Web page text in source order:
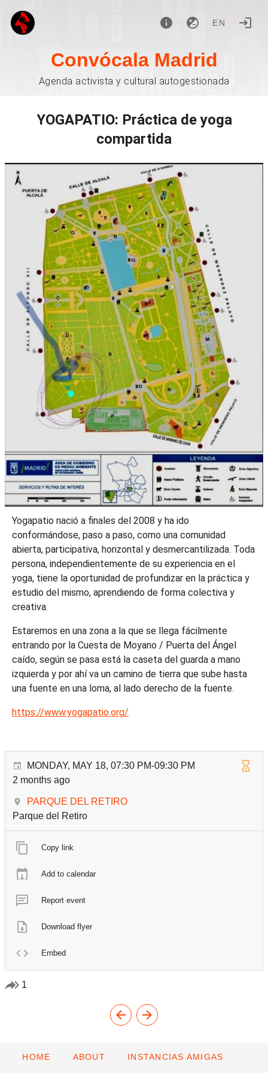
EN
Convócala Madrid
Agenda activista y cultural autogestionada
YOGAPATIO: Práctica de yoga
compartida
Yogapatio nació a finales del 2008 y ha ido
conformándose, paso a paso, como una comunidad
abierta, participativa, horizontal y desmercantilizada. Toda
persona, independientemente de su experiencia en el
yoga, tiene la oportunidad de profundizar en la práctica y
estudio del mismo, aprendiendo de forma colectiva y
creativa.
Estaremos en una zona a la que se llega fácilmente
entrando por la Cuesta de Moyano / Puerta del Ángel
caído, según se pasa está la caseta del guarda a mano
izquierda y por ahí va un camino de tierra que sube hasta
una fuente en una loma, al lado derecho de la fuente.
https://www.yogapatio.org/
MONDAY, MAY 18, 07:30 PM-09:30 PM
2 months ago
PARQUE DEL RETIRO
Parque del Retiro
Copy link
Add to calendar
Report event
Download flyer
Embed
1
HOME ABOUT INSTANCIAS AMIGAS